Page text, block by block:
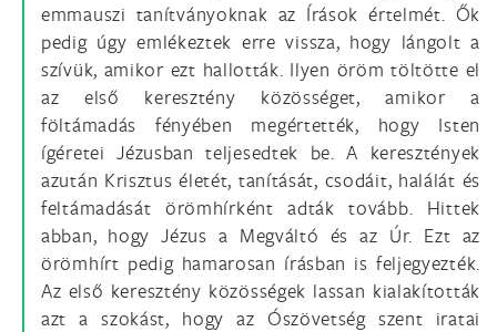
emmauszi tanítványoknak az Írások értelmét. Ők
pedig úgy emlékeztek erre vissza, hogy lángolt a
szívük, amikor ezt hallották. Ilyen öröm töltötte el
az első keresztény közösséget, amikor a
föltámadás fényében megértették, hogy Isten
ígéretei Jézusban teljesedtek be. A keresztények
azután Krisztus életét, tanítását, csodáit, halálát és
feltámadását örömhírként adták tovább. Hittek
abban, hogy Jézus a Megváltó és az Úr. Ezt az
örömhírt pedig hamarosan írásban is feljegyezték.
Az első keresztény közösségek lassan kialakították
azt a szokást, hogy az Ószövetség szent iratai